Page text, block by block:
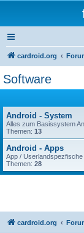
cardroid.org
Software
Android - System
Alles zum Basissystem
Themen: 13
Android - Apps
App / Userlandspezfische
Themen: 28
cardroid.org